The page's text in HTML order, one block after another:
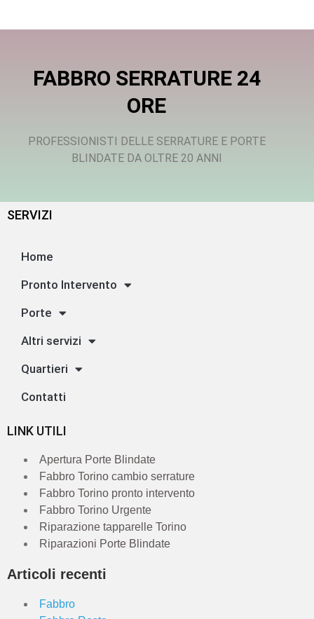
FABBRO SERRATURE 24
ORE
PROFESSIONISTI DELLE SERRATURE E PORTE
BLINDATE DA OLTRE 20 ANNI
SERVIZI
Home
Pronto Intervento
Porte
Altri servizi
Quartieri
Contatti
LINK UTILI
Apertura Porte Blindate
Fabbro Torino cambio serrature
Fabbro Torino pronto intervento
Fabbro Torino Urgente
Riparazione tapparelle Torino
Riparazioni Porte Blindate
Articoli recenti
Fabbro